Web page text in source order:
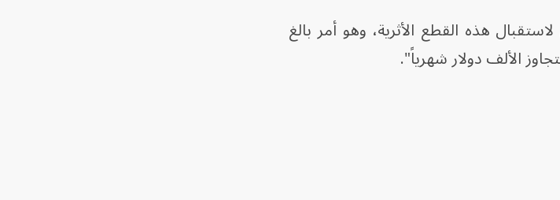
هذه القطع الأثرية، وهو أمر بالغ
الألف دولار شهرياً".